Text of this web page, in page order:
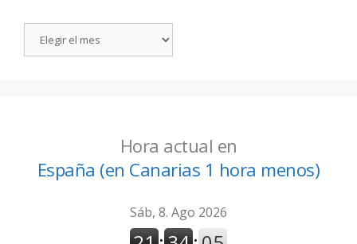
Hora actual en
España (en Canarias 1 hora menos)